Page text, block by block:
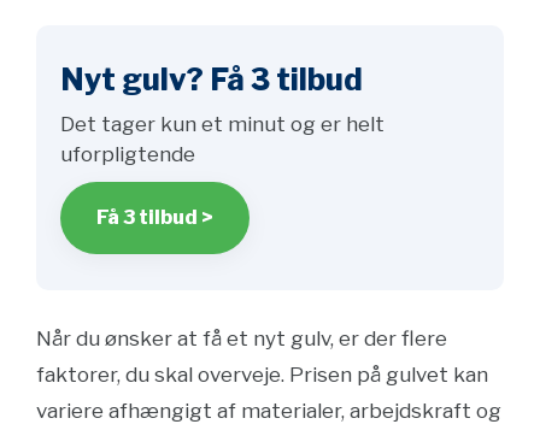
Nyt gulv? Få 3 tilbud
Det tager kun et minut og er helt
uforpligtende
Få 3 tilbud >
Når du ønsker at få et nyt gulv, er der flere
faktorer, du skal overveje. Prisen på gulvet kan
variere afhængigt af materialer, arbejdskraft og